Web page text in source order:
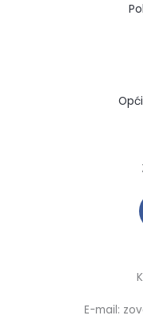
E-mail: